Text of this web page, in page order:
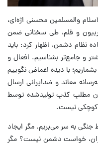
والمسلمین محسنی اژه‌ای،
و قلم، طی سخنانی ضمن
نظام دشمن، اظهار کرد: باید
و جامع‌تر بشناسیم. افعال و
با دیده اغماض نگوییم
معاند و ضدایرانی ارسال
مطلبِ کذبِ تولیدشده توسط
کوچکی نیست.
به سر می‌بریم. مگر ایجاد
خواست دشمن نیست؟ مگر